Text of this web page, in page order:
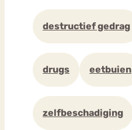
destructief gedrag
drugs eetbuien
zelfbeschadiging